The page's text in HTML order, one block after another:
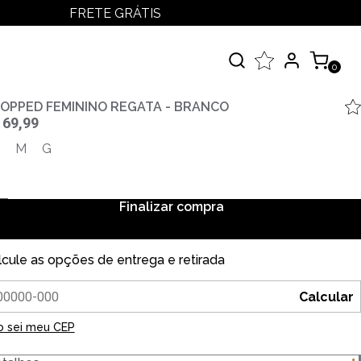
FRETE GRÁTIS
LOGIN
MEUS PEDIDOS
0
FEMININO REGATA - BRANCO
69,99
M G
Finalizar compra
as opções de entrega e retirada
Calcular
sei meu CEP